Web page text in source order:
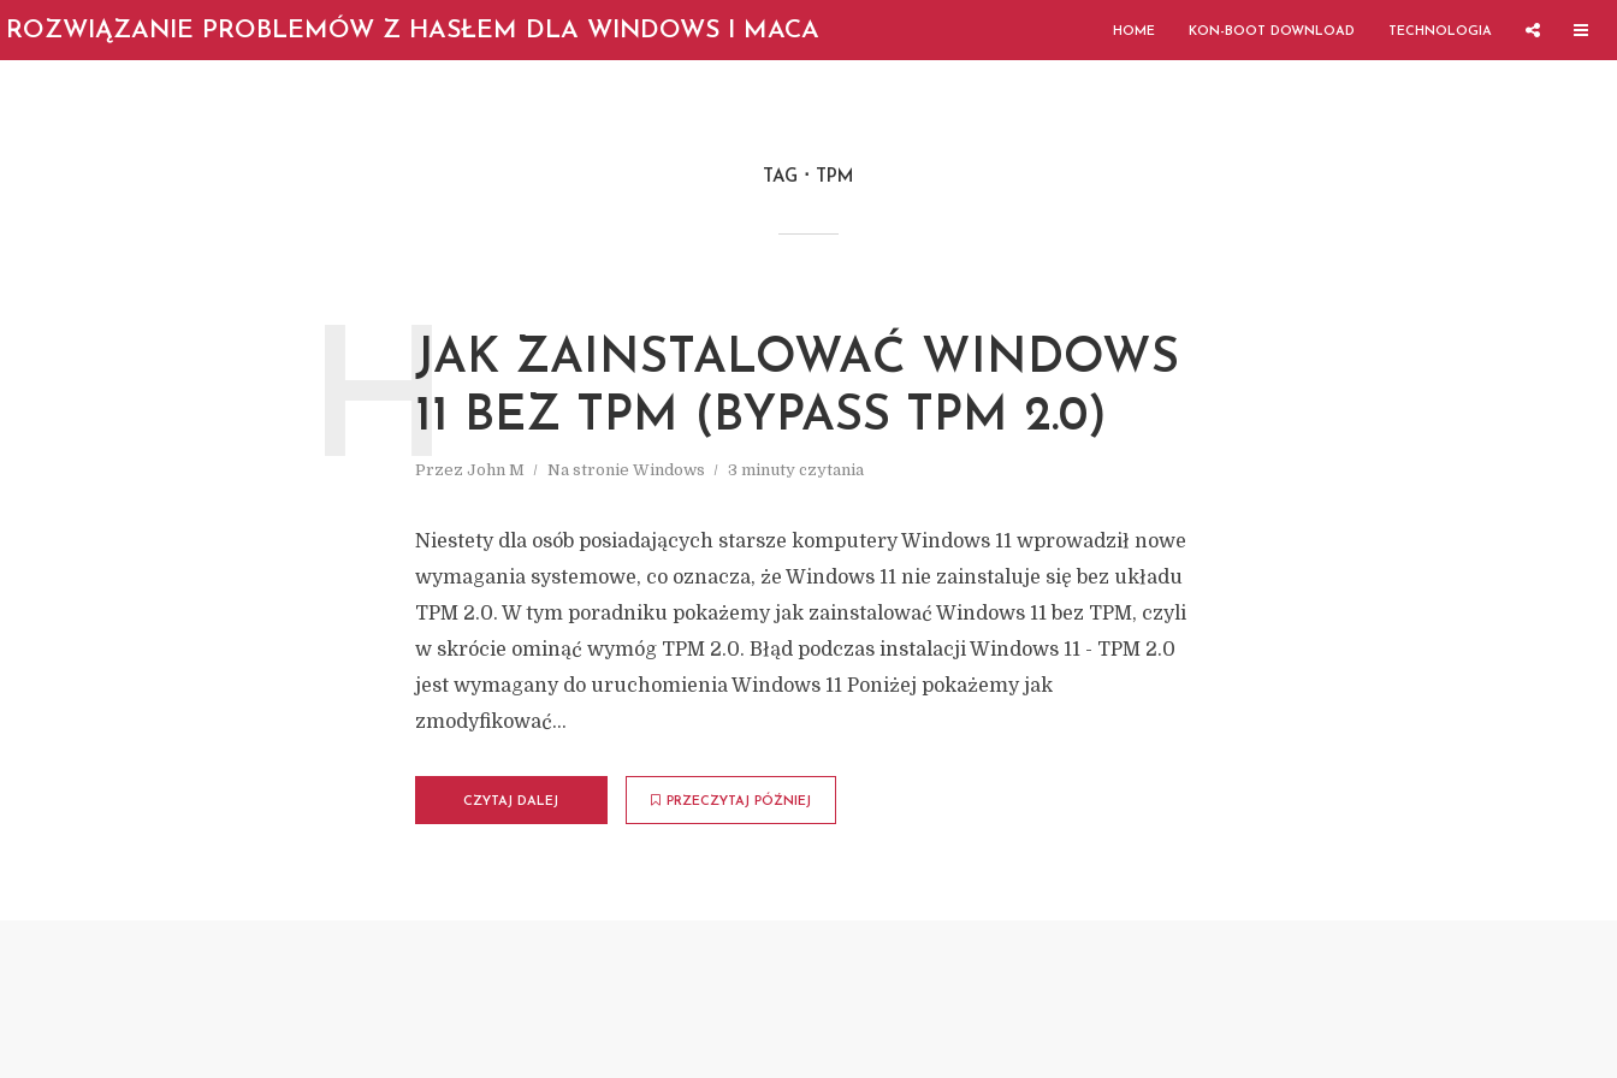
ROZWIĄZANIE PROBLEMÓW Z HASŁEM DLA WINDOWS I MACA HOME KON-BOOT DOWNLOAD TECHNOLOGIA
TAG TPM
JAK ZAINSTALOWAĆ WINDOWS
11 BEZ TPM (BYPASS TPM 2.0)
Przez John M Na stronie Windows 3 minuty czytania
H
Niestety dla osób posiadających starsze komputery Windows 11 wprowadził nowe
wymagania systemowe, co oznacza, że Windows 11 nie zainstaluje się bez układu
TPM 2.0. W tym poradniku pokażemy jak zainstalować Windows 11 bez TPM, czyli
w skrócie ominąć wymóg TPM 2.0. Błąd podczas instalacji Windows 11 - TPM 2.0
jest wymagany do uruchomienia Windows 11 Poniżej pokażemy jak
zmodyfikować...
CZYTAJ DALEJ PRZECZYTAJ PÓŹNIEJ